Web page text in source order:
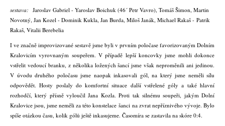
sestava: Jaroslav Gabriel - Yaroslav Boichuk (46´ Petr Vavro), Tomáš Šimon, Martin
Novotný, Jan Kozel - Dominik Kukla, Jan Burda, Miloš Janák, Michael Rakaš - Patrik
Rakaš, Vitalii Berebelia
I ve značně improvizované sestavě jsme byli v prvním poločase favorizovaným Dolním
Kralovicím vyrovnaným soupeřem. V případě lepší koncovky jsme mohli dokonce
vstřelit vedoucí branku, z několika ložených šancí jsme však neproměnili ani jedinou.
V úvodu druhého poločasu jsme naopak inkasovali gól, na který jsme neměli sílu
odpovědět. Hosty poslaly do komfortní situace další vstřelené góly a také hlavní
rozhodčí, který přísně vyloučil Jana Kozla. Proti tak silnému soupeři, jakým Dolní
Kralovice jsou, jsme neměli za této konstelace šanci na zvrat nepříznivého vývoje. Bylo
spíše otázkou času, kolik gólů ještě inkasujeme. Časomíra se zastavila na skóre 0:4.